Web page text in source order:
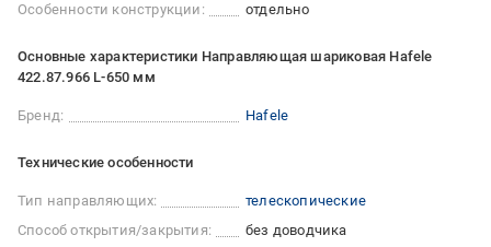
Особенности конструкции:
отдельно
Основные характеристики Направляющая шариковая Hafele
422.87.966 L-650 мм
Бренд: Hafele
Технические особенности
Тип направляющих:
телескопические
Способ открытия/закрытия:
без доводчика